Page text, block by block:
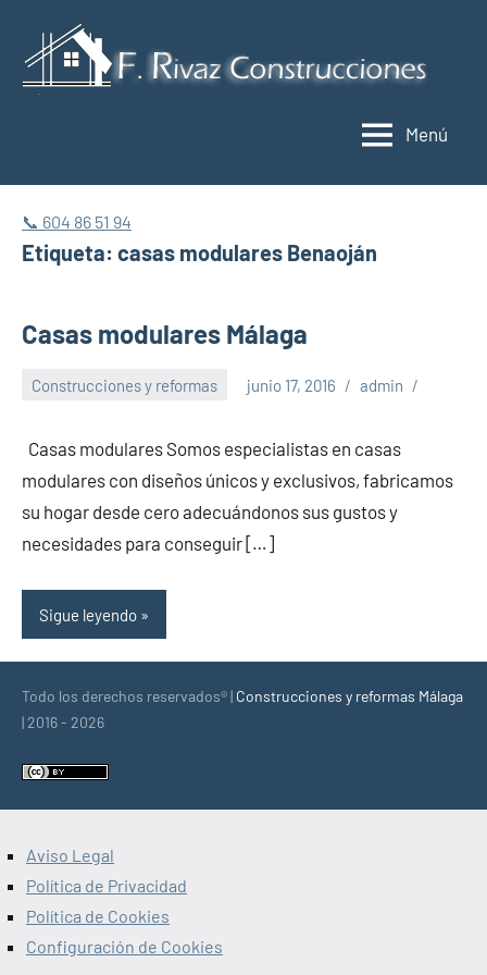
contenido
Menú
📞 604 86 51 94
Etiqueta: casas modulares Benaoján
Casas modulares Málaga
Construcciones y reformas junio 17, 2016 admin
Casas modulares Somos especialistas en casas
modulares con diseños únicos y exclusivos, fabricamos
su hogar desde cero adecuándonos sus gustos y
necesidades para conseguir […]
Sigue leyendo
Todo los derechos reservados® | Construcciones y reformas Málaga
| 2016 - 2026
Aviso Legal
Política de Privacidad
Política de Cookies
Configuración de Cookies